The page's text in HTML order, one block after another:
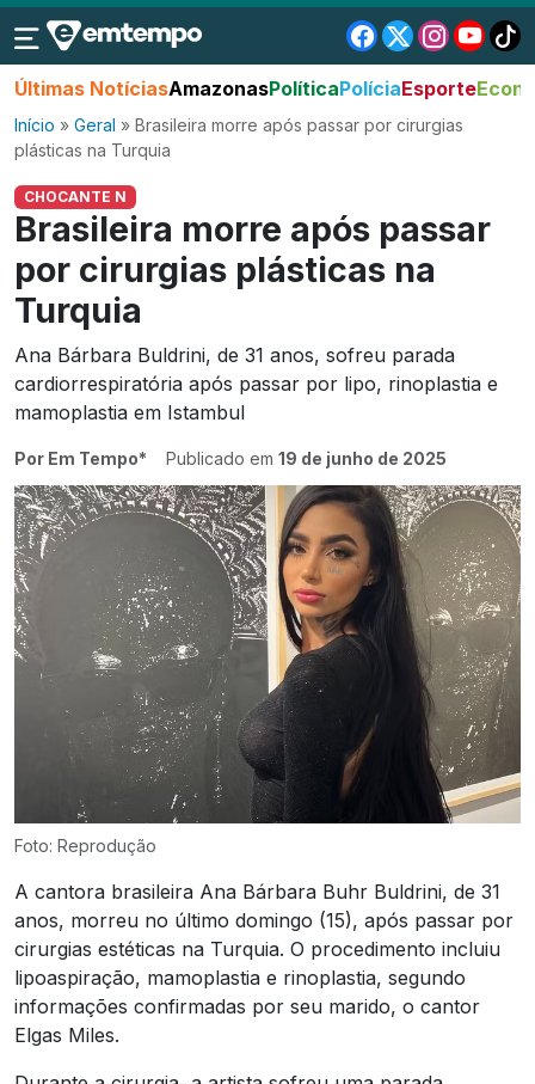
Últimas NotíciasAmazonasPolíticaPolíciaEsporte
Início » Geral » Brasileira morre após passar por cirurgias
plásticas na Turquia
CHOCANTE N
Brasileira morre após passar
por cirurgias plásticas na
Turquia
Ana Bárbara Buldrini, de 31 anos, sofreu parada
cardiorrespiratória após passar por lipo, rinoplastia e
mamoplastia em Istambul
Por Em Tempo* Publicado em 19 de junho de 2025
Foto: Reprodução
A cantora brasileira Ana Bárbara Buhr Buldrini, de 31
anos, morreu no último domingo (15), após passar por
cirurgias estéticas na Turquia. O procedimento incluiu
lipoaspiração, mamoplastia e rinoplastia, segundo
informações confirmadas por seu marido, o cantor
Elgas Miles.